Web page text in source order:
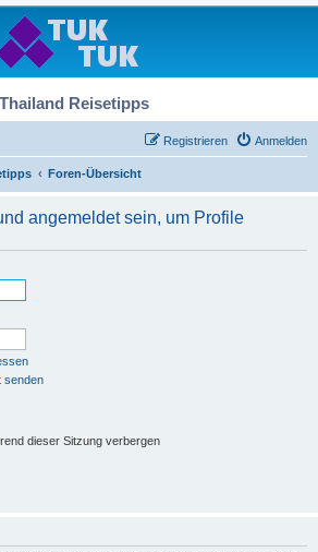
Thailand Reisetipps
Anmelden
Registrieren
Foren-Übersicht
angemeldet sein, um Profile
senden
dieser Sitzung verbergen